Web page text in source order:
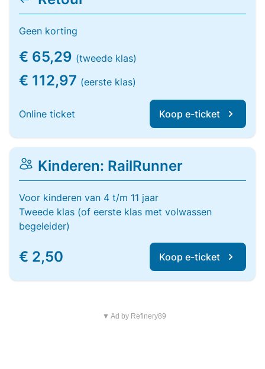
Geen korting
€ 65,29 (tweede klas)
€ 112,97 (eerste klas)
Online ticket Koop e-ticket
Kinderen: RailRunner
Voor kinderen van 4 t/m 11 jaar
Tweede klas (of eerste klas met volwassen
begeleider)
€ 2,50 Koop e-ticket
▼ Ad by Refinery89